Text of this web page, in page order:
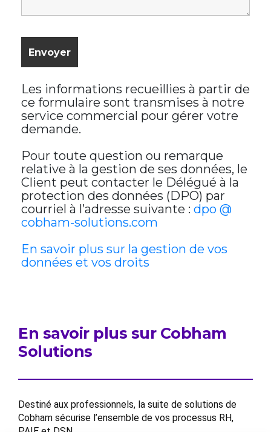
Les informations recueillies à partir de
ce formulaire sont transmises à notre
service commercial pour gérer votre
demande.
Pour toute question ou remarque
relative à la gestion de ses données, le
Client peut contacter le Délégué à la
protection des données (DPO) par
courriel à l’adresse suivante : dpo @
cobham-solutions.com
En savoir plus sur la gestion de vos
données et vos droits
En savoir plus sur Cobham
Solutions
Destiné aux professionnels, la suite de solutions de
Cobham sécurise l’ensemble de vos processus RH,